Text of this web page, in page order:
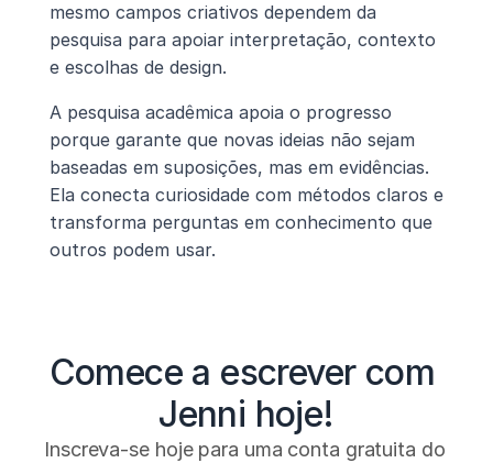
mesmo campos criativos dependem da
pesquisa para apoiar interpretação, contexto
e escolhas de design.
A pesquisa acadêmica apoia o progresso
porque garante que novas ideias não sejam
baseadas em suposições, mas em evidências.
Ela conecta curiosidade com métodos claros e
transforma perguntas em conhecimento que
outros podem usar.
Comece a escrever com
Jenni hoje!
Inscreva-se hoje para uma conta gratuita do